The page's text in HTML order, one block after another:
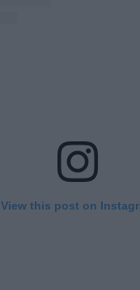
View this post on